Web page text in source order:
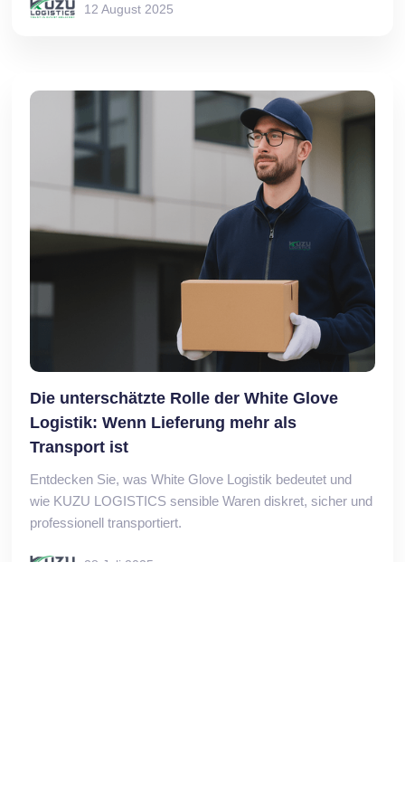
12 August 2025
Die unterschätzte Rolle der White Glove
Logistik: Wenn Lieferung mehr als
Transport ist
Entdecken Sie, was White Glove Logistik bedeutet und
wie KUZU LOGISTICS sensible Waren diskret, sicher und
professionell transportiert.
28 Juli 2025